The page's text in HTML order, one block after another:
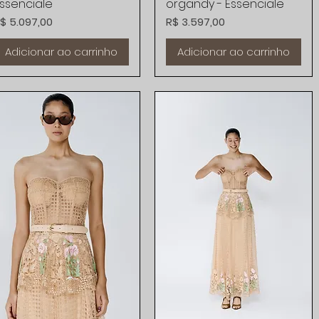
5.097,00
Adicionar ao carrinho
organdy - Essenciale
Preço
R$ 3.597,00
Adicionar ao carrinho